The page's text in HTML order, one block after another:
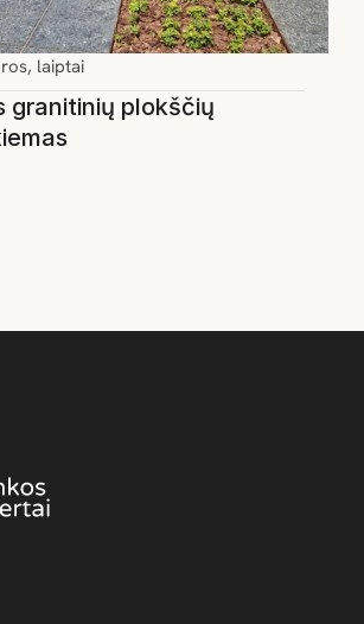
laiptai
granitinių plokščių